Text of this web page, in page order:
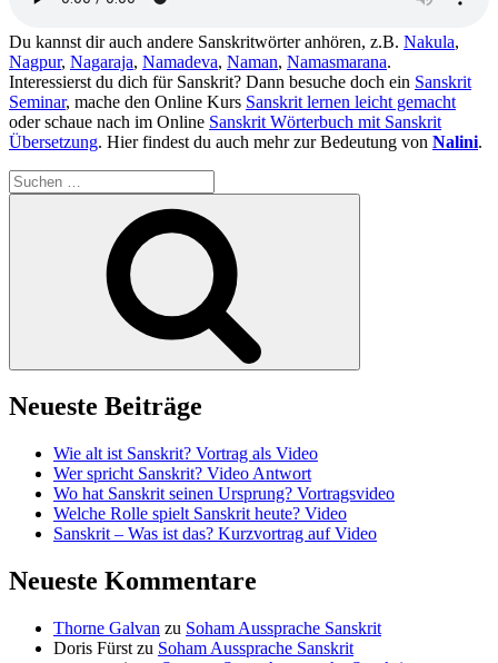
Du kannst dir auch andere Sanskritwörter anhören, z.B. Nakula,
Nagpur, Nagaraja, Namadeva, Naman, Namasmarana.
Interessierst du dich für Sanskrit? Dann besuche doch ein Sanskrit
Seminar, mache den Online Kurs Sanskrit lernen leicht gemacht
oder schaue nach im Online Sanskrit Wörterbuch mit Sanskrit
Übersetzung. Hier findest du auch mehr zur Bedeutung von Nalini.
Suchen
nach:
Neueste Beiträge
Wie alt ist Sanskrit? Vortrag als Video
Wer spricht Sanskrit? Video Antwort
Wo hat Sanskrit seinen Ursprung? Vortragsvideo
Welche Rolle spielt Sanskrit heute? Video
Sanskrit – Was ist das? Kurzvortrag auf Video
Neueste Kommentare
Thorne Galvan zu Soham Aussprache Sanskrit
Doris Fürst zu Soham Aussprache Sanskrit